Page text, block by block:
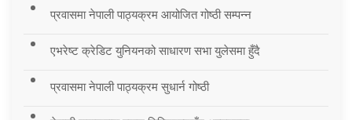
प्रवासमा नेपाली पाठ्यक्रम आयोजित गोष्ठी सम्पन्न
एभरेष्ट क्रेडिट युनियनको साधारण सभा युलेसमा हुँदै
प्रवासमा नेपाली पाठ्यक्रम सुधार्न गोष्ठी